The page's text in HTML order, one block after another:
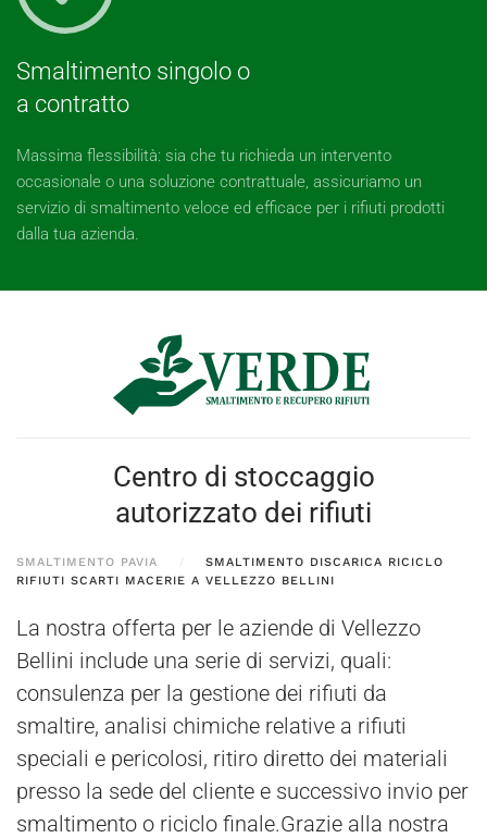
Smaltimento singolo o
a contratto
Massima flessibilità: sia che tu richieda un intervento
occasionale o una soluzione contrattuale, assicuriamo un
servizio di smaltimento veloce ed efficace per i rifiuti prodotti
dalla tua azienda.
Centro di stoccaggio
autorizzato dei rifiuti
SMALTIMENTO PAVIA
SMALTIMENTO DISCARICA RICICLO
RIFIUTI SCARTI MACERIE A VELLEZZO BELLINI
La nostra offerta per le aziende di Vellezzo
Bellini include una serie di servizi, quali:
consulenza per la gestione dei rifiuti da
smaltire, analisi chimiche relative a rifiuti
speciali e pericolosi, ritiro diretto dei materiali
presso la sede del cliente e successivo invio per
smaltimento o riciclo finale.Grazie alla nostra